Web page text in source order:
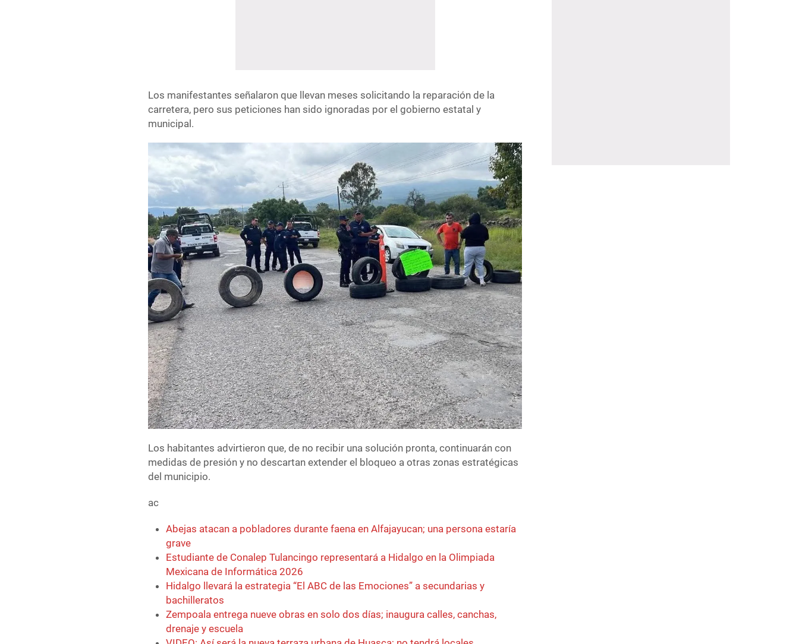
Los manifestantes señalaron que llevan meses solicitando la reparación de la
carretera, pero sus peticiones han sido ignoradas por el gobierno estatal y
municipal.
Los habitantes advirtieron que, de no recibir una solución pronta, continuarán con
medidas de presión y no descartan extender el bloqueo a otras zonas estratégicas
del municipio.
ac
Abejas atacan a pobladores durante faena en Alfajayucan; una persona estaría
grave
Estudiante de Conalep Tulancingo representará a Hidalgo en la Olimpiada
Mexicana de Informática 2026
Hidalgo llevará la estrategia “El ABC de las Emociones” a secundarias y
bachilleratos
Zempoala entrega nueve obras en solo dos días; inaugura calles, canchas,
drenaje y escuela